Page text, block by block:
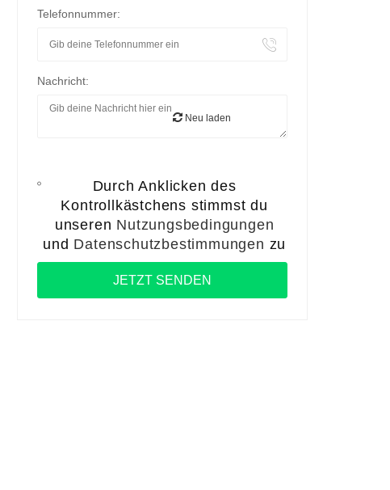
Telefonnummer:
Nachricht:
Neu laden
Durch Anklicken des
Kontrollkästchens stimmst du
unseren Nutzungsbedingungen
und Datenschutzbestimmungen zu